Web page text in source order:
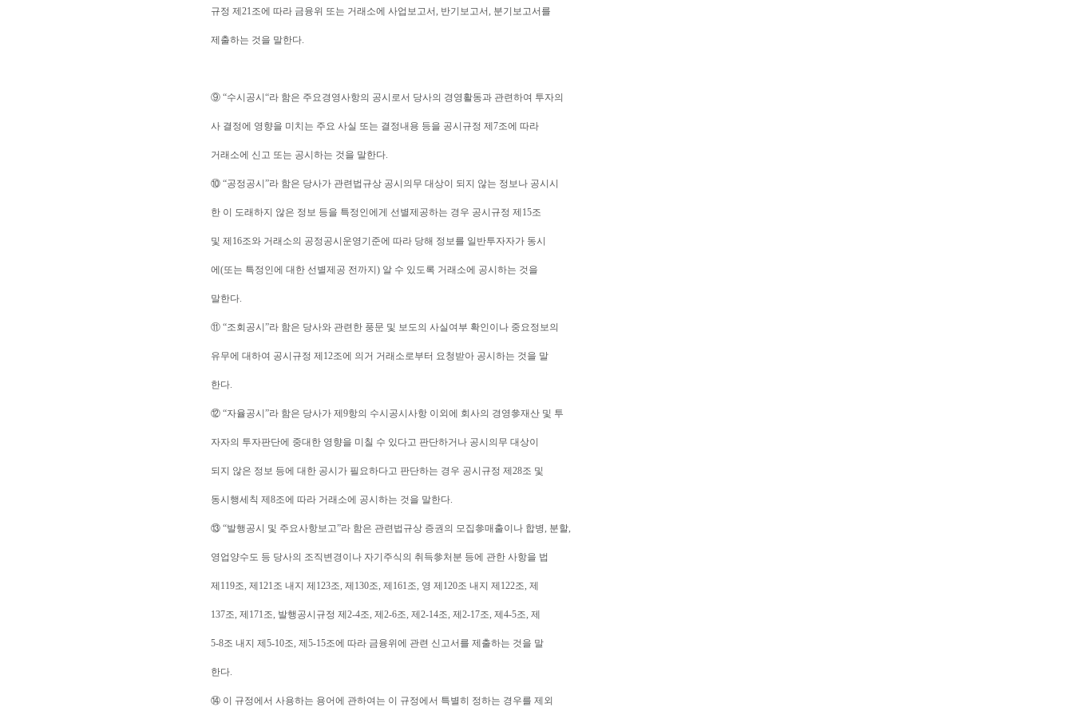
규정 제21조에 따라 금융위 또는 거래소에 사업보고서, 반기보고서, 분기보고서를
제출하는 것을 말한다.
⑨ “수시공시“라 함은 주요경영사항의 공시로서 당사의 경영활동과 관련하여 투자의
사 결정에 영향을 미치는 주요 사실 또는 결정내용 등을 공시규정 제7조에 따라
거래소에 신고 또는 공시하는 것을 말한다.
⑩ “공정공시”라 함은 당사가 관련법규상 공시의무 대상이 되지 않는 정보나 공시시
한 이 도래하지 않은 정보 등을 특정인에게 선별제공하는 경우 공시규정 제15조
및 제16조와 거래소의 공정공시운영기준에 따라 당해 정보를 일반투자자가 동시
에(또는 특정인에 대한 선별제공 전까지) 알 수 있도록 거래소에 공시하는 것을
말한다.
⑪ “조회공시”라 함은 당사와 관련한 풍문 및 보도의 사실여부 확인이나 중요정보의
유무에 대하여 공시규정 제12조에 의거 거래소로부터 요청받아 공시하는 것을 말
한다.
⑫ “자율공시”라 함은 당사가 제9항의 수시공시사항 이외에 회사의 경영參재산 및 투
자자의 투자판단에 중대한 영향을 미칠 수 있다고 판단하거나 공시의무 대상이
되지 않은 정보 등에 대한 공시가 필요하다고 판단하는 경우 공시규정 제28조 및
동시행세칙 제8조에 따라 거래소에 공시하는 것을 말한다.
⑬ “발행공시 및 주요사항보고”라 함은 관련법규상 증권의 모집參매출이나 합병, 분할,
영업양수도 등 당사의 조직변경이나 자기주식의 취득參처분 등에 관한 사항을 법
제119조, 제121조 내지 제123조, 제130조, 제161조, 영 제120조 내지 제122조, 제
137조, 제171조, 발행공시규정 제2-4조, 제2-6조, 제2-14조, 제2-17조, 제4-5조, 제
5-8조 내지 제5-10조, 제5-15조에 따라 금융위에 관련 신고서를 제출하는 것을 말
한다.
⑭ 이 규정에서 사용하는 용어에 관하여는 이 규정에서 특별히 정하는 경우를 제외